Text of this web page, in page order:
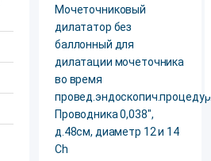
Мочеточниковый
дилататор без
баллонный для
дилатации мочеточника
во время
провед.эндоскопич.процедур.
Проводника 0,038",
д.48см, диаметр 12 и 14
Сh